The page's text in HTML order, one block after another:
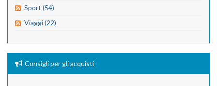
Sport (54)
Viaggi (22)
Consigli per gli acquisti